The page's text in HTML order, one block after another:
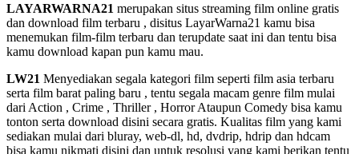
LAYARWARNA21 merupakan situs streaming film online gratis
dan download film terbaru , disitus LayarWarna21 kamu bisa
menemukan film-film terbaru dan terupdate saat ini dan tentu bisa
kamu download kapan pun kamu mau.
LW21 Menyediakan segala kategori film seperti film asia terbaru
serta film barat paling baru , tentu segala macam genre film mulai
dari Action , Crime , Thriller , Horror Ataupun Comedy bisa kamu
tonton serta download disini secara gratis. Kualitas film yang kami
sediakan mulai dari bluray, web-dl, hd, dvdrip, hdrip dan hdcam
bisa kamu nikmati disini dan untuk resolusi yang kami berikan tentu